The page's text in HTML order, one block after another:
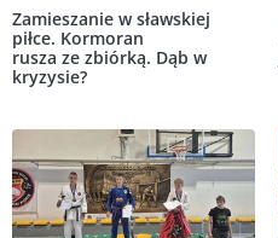
Zamieszanie w sławskiej
piłce. Kormoran
rusza ze zbiórką. Dąb w
kryzysie?